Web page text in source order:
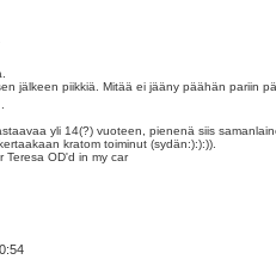
jälkeen piikkiä. Mitää ei jääny päähän pariin
yli 14(?) vuoteen, pienenä siis
kratom toiminut (sydän:):):)).
Teresa OD'd in my car